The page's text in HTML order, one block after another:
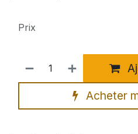
Acheter
Prix